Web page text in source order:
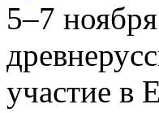
5–7
участие в